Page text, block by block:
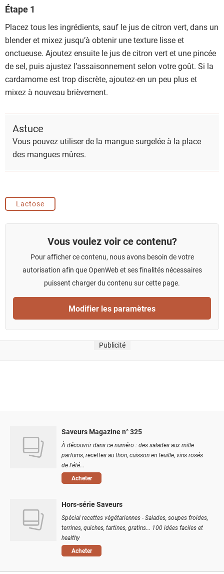
Étape 1
Placez tous les ingrédients, sauf le jus de citron vert, dans un
blender et mixez jusqu’à obtenir une texture lisse et
onctueuse. Ajoutez ensuite le jus de citron vert et une pincée
de sel, puis ajustez l’assaisonnement selon votre goût. Si la
cardamome est trop discrète, ajoutez-en un peu plus et
mixez à nouveau brièvement.
Astuce
Vous pouvez utiliser de la mangue surgelée à la place
des mangues mûres.
Lactose
Vous voulez voir ce contenu?
Pour afficher ce contenu, nous avons besoin de votre
autorisation afin que OpenWeb et ses finalités nécessaires
puissent charger du contenu sur cette page.
Modifier les paramètres
Publicité
Saveurs Magazine n° 325
À découvrir dans ce numéro : des salades aux mille
parfums, recettes au thon, cuisson en feuille, vins rosés
de l'été...
Acheter
Hors-série Saveurs
Spécial recettes végétariennes - Salades, soupes froides,
terrines, quiches, tartines, gratins... 100 idées faciles et
healthy
Acheter